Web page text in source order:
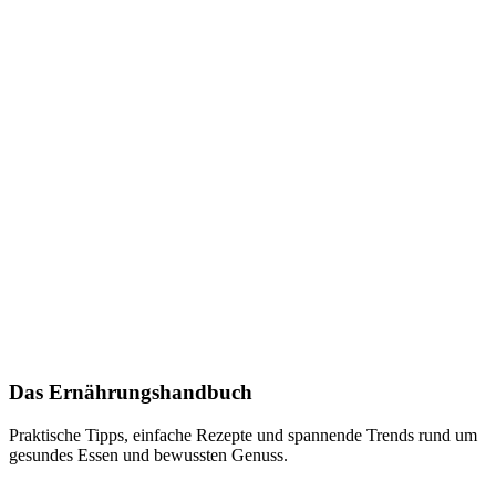
Das Ernährungshandbuch
Praktische Tipps, einfache Rezepte und spannende Trends rund um
gesundes Essen und bewussten Genuss.